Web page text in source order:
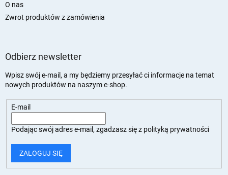
O nas
Zwrot produktów z zamówienia
Odbierz newsletter
Wpisz swój e-mail, a my będziemy przesyłać ci informacje na temat
nowych produktów na naszym e-shop.
E-mail
Podając swój adres e-mail, zgadzasz się z polityką prywatności
ZALOGUJ SIĘ